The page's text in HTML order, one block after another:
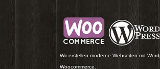
» Mehr Informationen|
» Kundenmeinungen |» History